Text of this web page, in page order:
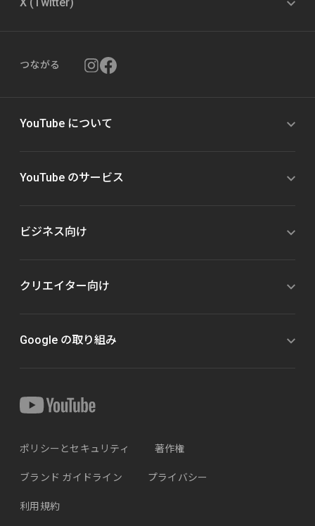
X (Twitter)
つながる
YouTube について
YouTube のサービス
ビジネス向け
クリエイター向け
Google の取り組み
ポリシーとセキュリティ 著作権
ブランド ガイドライン プライバシー
利用規約